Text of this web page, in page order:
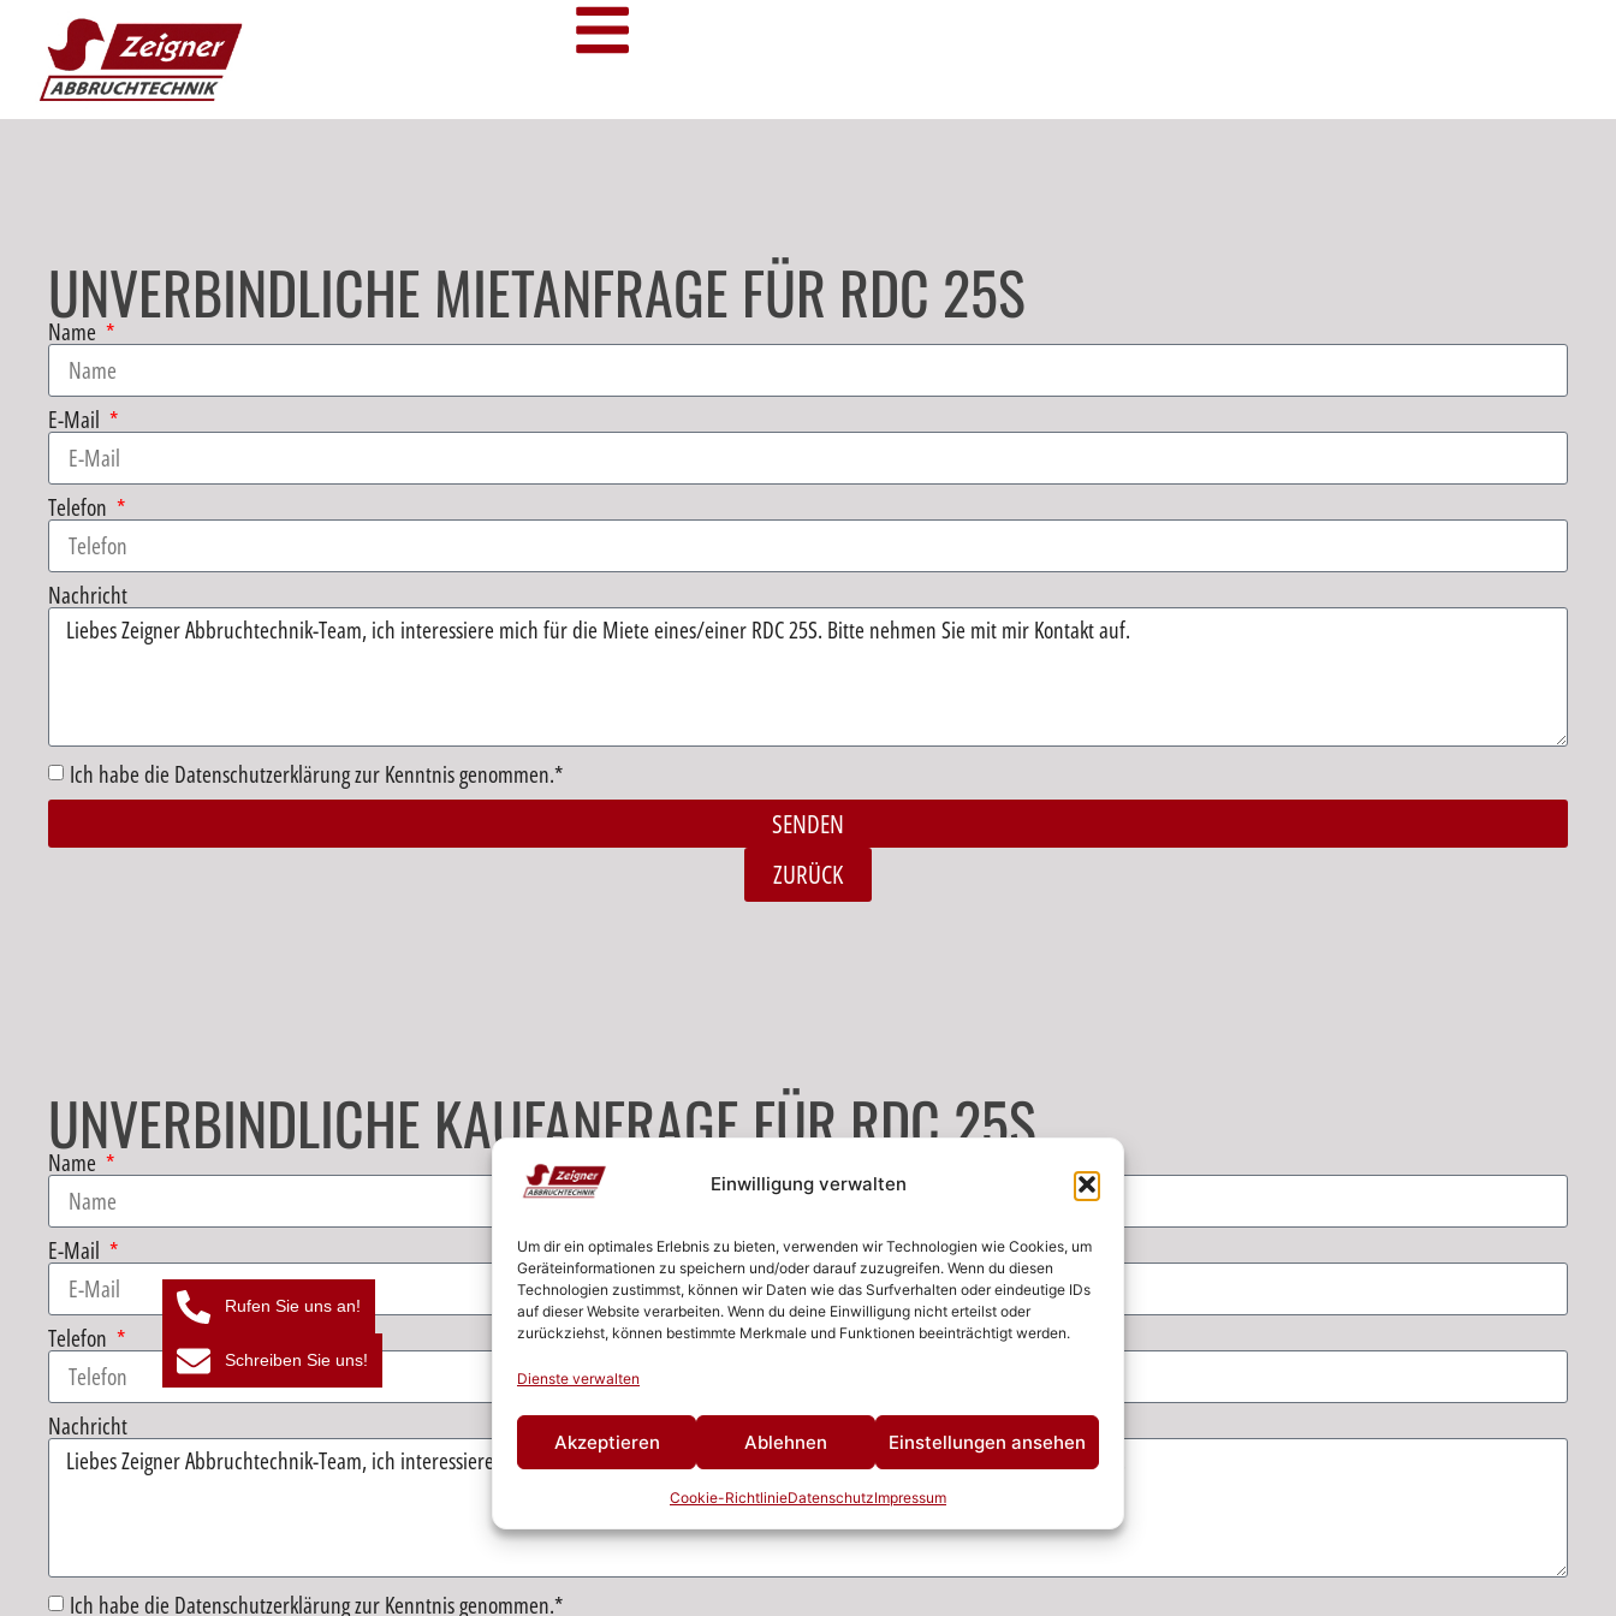
Einwilligung verwalten
Um dir ein optimales Erlebnis zu bieten, verwenden wir Technologien wie Cookies, um
Geräteinformationen zu speichern und/oder darauf zuzugreifen. Wenn du diesen
Technologien zustimmst, können wir Daten wie das Surfverhalten oder eindeutige IDs
auf dieser Website verarbeiten. Wenn du deine Einwilligung nicht erteilst oder
zurückziehst, können bestimmte Merkmale und Funktionen beeinträchtigt werden.
Dienste verwalten
Akzeptieren Ablehnen Einstellungen ansehen
Cookie-RichtlinieDatenschutzImpressum
UNVERBINDLICHE MIETANFRAGE FÜR RDC 25S
Name
E-Mail
Telefon
Nachricht
Ich habe die Datenschutzerklärung zur Kenntnis genommen.*
SENDEN
ZURÜCK
UNVERBINDLICHE KAUFANFRAGE FÜR RDC 25S
Name
E-Mail
Telefon
Nachricht
Ich habe die Datenschutzerklärung zur Kenntnis genommen.*
Rufen Sie uns an!
Schreiben Sie uns!